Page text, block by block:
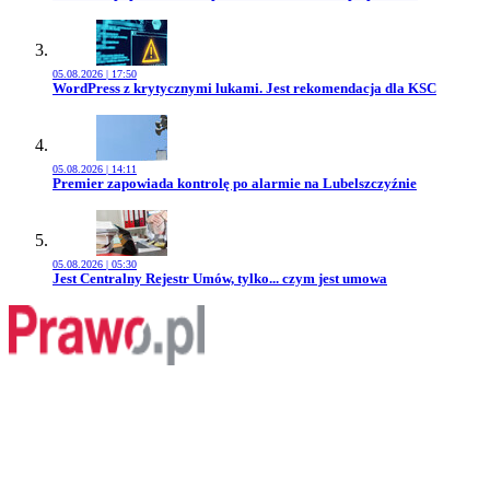
05.08.2026 | 17:50
Przejdź do artykułu:
WordPress z krytycznymi lukami. Jest rekomendacja dla KSC
05.08.2026 | 14:11
Przejdź do artykułu:
Premier zapowiada kontrolę po alarmie na Lubelszczyźnie
05.08.2026 | 05:30
Przejdź do artykułu:
Jest Centralny Rejestr Umów, tylko... czym jest umowa